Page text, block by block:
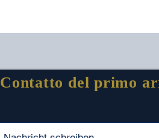
Contatto del primo